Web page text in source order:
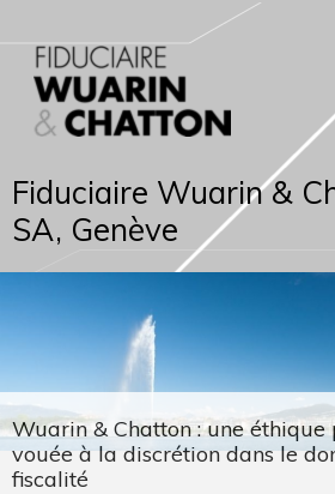
Fiduciaire Wuarin &
SA, Genève
Wuarin & Chatton : une éthique
vouée à la discrétion dans le
fiscalité